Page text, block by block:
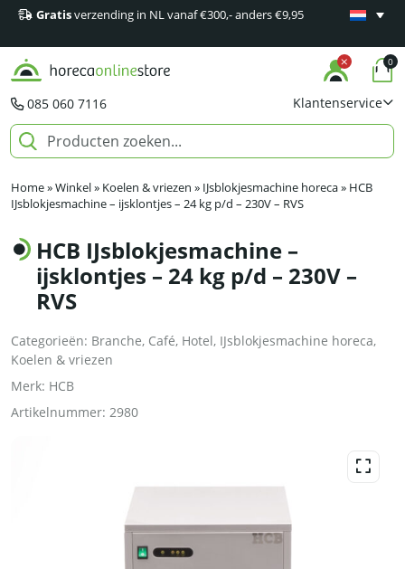
Gratisverzending in NL vanaf €300,- anders €9,95
Minimaal
085 060 7116 Klantenservice
0
Home»Winkel» Koelen & vriezen » IJsblokjesmachine horeca» HCB
IJsblokjesmachine – ijsklontjes – 24 kg p/d – 230V – RVS
HCB IJsblokjesmachine –
ijsklontjes – 24 kg p/d – 230V –
RVS
Categorieën: Branche, Café, Hotel, IJsblokjesmachine horeca,
Koelen & vriezen
Merk: HCB
Artikelnummer: 2980